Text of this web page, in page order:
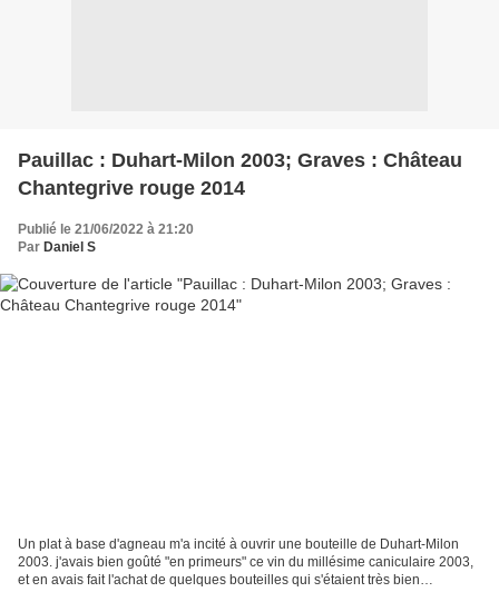
Pauillac : Duhart-Milon 2003; Graves : Château
Chantegrive rouge 2014
Publié le 21/06/2022 à 21:20
Par Daniel S
Un plat à base d'agneau m'a incité à ouvrir une bouteille de Duhart-Milon
2003. j'avais bien goûté "en primeurs" ce vin du millésime caniculaire 2003,
et en avais fait l'achat de quelques bouteilles qui s'étaient très bien